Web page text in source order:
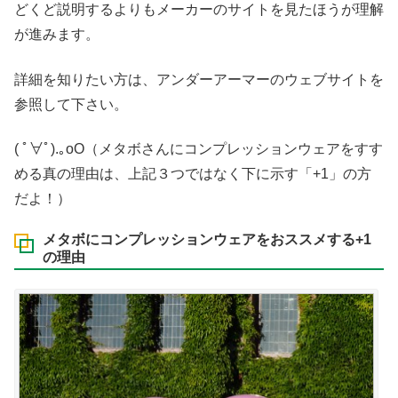
どくど説明するよりもメーカーのサイトを見たほうが理解
が進みます。
詳細を知りたい方は、アンダーアーマーのウェブサイトを
参照して下さい。
( ﾟ∀ﾟ).｡oO（メタボさんにコンプレッションウェアをすす
める真の理由は、上記３つではなく下に示す「+1」の方
だよ！）
メタボにコンプレッションウェアをおススメする+1
の理由